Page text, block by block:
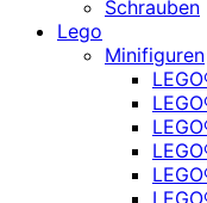
Schrauben
Lego
Minifiguren